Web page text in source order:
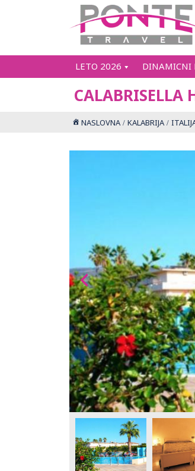
LETO 2026 DINAMICNI
CALABRISELLA
NASLOVNA KALABRIJA